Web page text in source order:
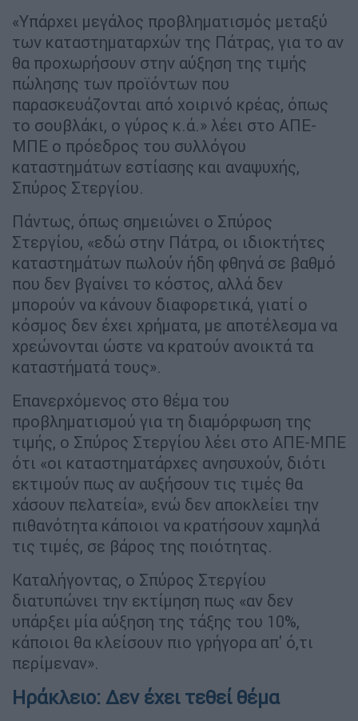
«Υπάρχει μεγάλος προβληματισμός μεταξύ
των καταστηματαρχών της Πάτρας, για το αν
θα προχωρήσουν στην αύξηση της τιμής
πώλησης των προϊόντων που
παρασκευάζονται από χοιρινό κρέας, όπως
το σουβλάκι, ο γύρος κ.ά.» λέει στο ΑΠΕ-
ΜΠΕ ο πρόεδρος του συλλόγου
καταστημάτων εστίασης και αναψυχής,
Σπύρος Στεργίου.
Πάντως, όπως σημειώνει ο Σπύρος
Στεργίου, «εδώ στην Πάτρα, οι ιδιοκτήτες
καταστημάτων πωλούν ήδη φθηνά σε βαθμό
που δεν βγαίνει το κόστος, αλλά δεν
μπορούν να κάνουν διαφορετικά, γιατί ο
κόσμος δεν έχει χρήματα, με αποτέλεσμα να
χρεώνονται ώστε να κρατούν ανοικτά τα
καταστήματά τους».
Επανερχόμενος στο θέμα του
προβληματισμού για τη διαμόρφωση της
τιμής, ο Σπύρος Στεργίου λέει στο ΑΠΕ-ΜΠΕ
ότι «οι καταστηματάρχες ανησυχούν, διότι
εκτιμούν πως αν αυξήσουν τις τιμές θα
χάσουν πελατεία», ενώ δεν αποκλείει την
πιθανότητα κάποιοι να κρατήσουν χαμηλά
τις τιμές, σε βάρος της ποιότητας.
Καταλήγοντας, ο Σπύρος Στεργίου
διατυπώνει την εκτίμηση πως «αν δεν
υπάρξει μία αύξηση της τάξης του 10%,
κάποιοι θα κλείσουν πιο γρήγορα απ' ό,τι
περίμεναν».
Ηράκλειο: Δεν έχει τεθεί θέμα